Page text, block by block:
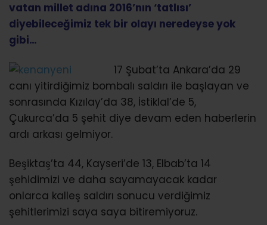
vatan millet adına 2016’nın ‘tatlısı’
diyebileceğimiz tek bir olayı neredeyse yok
gibi…
17 Şubat’ta Ankara’da 29
canı yitirdiğimiz bombalı saldırı ile başlayan ve
sonrasında Kızılay’da 38, İstiklal’de 5,
Çukurca’da 5 şehit diye devam eden haberlerin
ardı arkası gelmiyor.
Beşiktaş’ta 44, Kayseri’de 13, Elbab’ta 14
şehidimizi ve daha sayamayacak kadar
onlarca kalleş saldırı sonucu verdiğimiz
şehitlerimizi saya saya bitiremiyoruz.